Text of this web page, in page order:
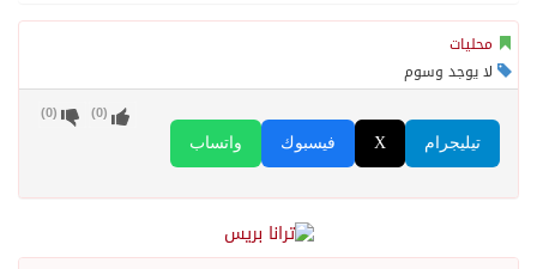
محليات
لا يوجد وسوم
واتساب فيسبوك X تيليجرام
(
0
) (
0
)